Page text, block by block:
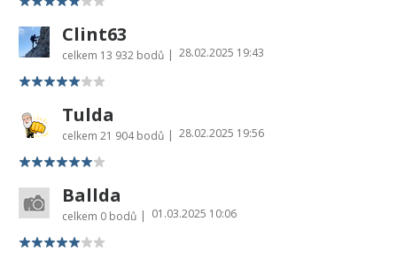
Clint63
celkem 13 932 bodů | 28.02.2025 19:43
Tulda
celkem 21 904 bodů | 28.02.2025 19:56
Ballda
celkem 0 bodů | 01.03.2025 10:06